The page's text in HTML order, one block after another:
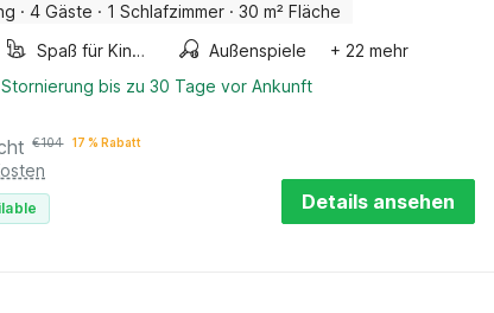
· 4 Gäste · 1 Schlafzimmer · 30 m² Fläche
Spaß für Kinder Außenspiele
+ 22 mehr
bis zu 30 Tage vor Ankunft
€104 17 % Rabatt
Details ansehen